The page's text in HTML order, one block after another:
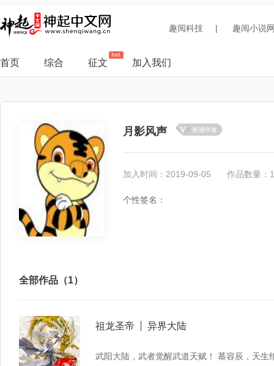
趣阅科技 | 趣阅小说
首页 综合 征文 加入我们
月影风声
加入时间：2019-09-05 作品数量：1
个性签名：
全部作品（1）
祖龙圣帝 异界大陆
武阳大陆，武者觉醒武道天赋！ 慕容辰，天